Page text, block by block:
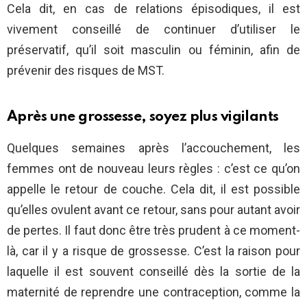
Cela dit, en cas de relations épisodiques, il est
vivement conseillé de continuer d’utiliser le
préservatif, qu’il soit masculin ou féminin, afin de
prévenir des risques de MST.
Après une grossesse, soyez plus vigilants
Quelques semaines après l’accouchement, les
femmes ont de nouveau leurs règles : c’est ce qu’on
appelle le retour de couche. Cela dit, il est possible
qu’elles ovulent avant ce retour, sans pour autant avoir
de pertes. Il faut donc être très prudent à ce moment-
là, car il y a risque de grossesse. C’est la raison pour
laquelle il est souvent conseillé dès la sortie de la
maternité de reprendre une contraception, comme la